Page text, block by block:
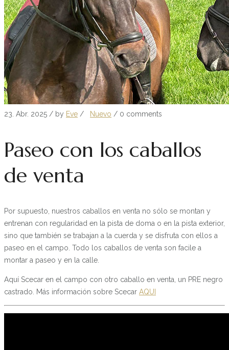
23. Abr. 2025 / by Eve / Nuevo / 0 comments
Paseo con los caballos
de venta
Por supuesto, nuestros caballos en venta no sólo se montan y
entrenan con regularidad en la pista de doma o en la pista exterior,
sino que también se trabajan a la cuerda y se disfruta con ellos a
paseo en el campo. Todo los caballos de venta son facile a
montar a paseo y en la calle.
Aquí Scecar en el campo con otro caballo en venta, un PRE negro
castrado. Más información sobre Scecar AQUI